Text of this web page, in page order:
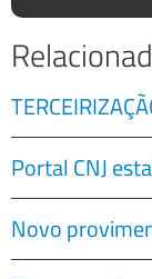
Portal CNJ
Novo